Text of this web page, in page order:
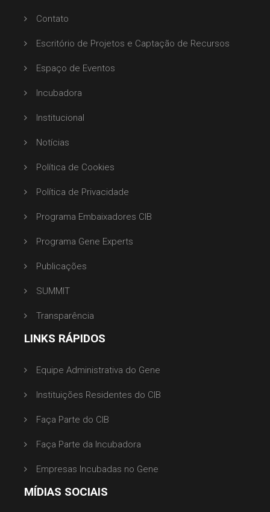
Contato
Escritório de Projetos e Captação de Recursos
Espaço de Eventos
Incubadora
Institucional
Notícias
Política de Cookies
Política de Privacidade
Programa Embaixadores CIB
Programa Gene Experts
Publicações
SUMMIT
Transparência
LINKS RÁPIDOS
Equipe Administrativa do Gene
Instituições Residentes do CIB
Faça Parte do CIB
Faça Parte da Incubadora
Empresas Incubadas no Gene
MÍDIAS SOCIAIS